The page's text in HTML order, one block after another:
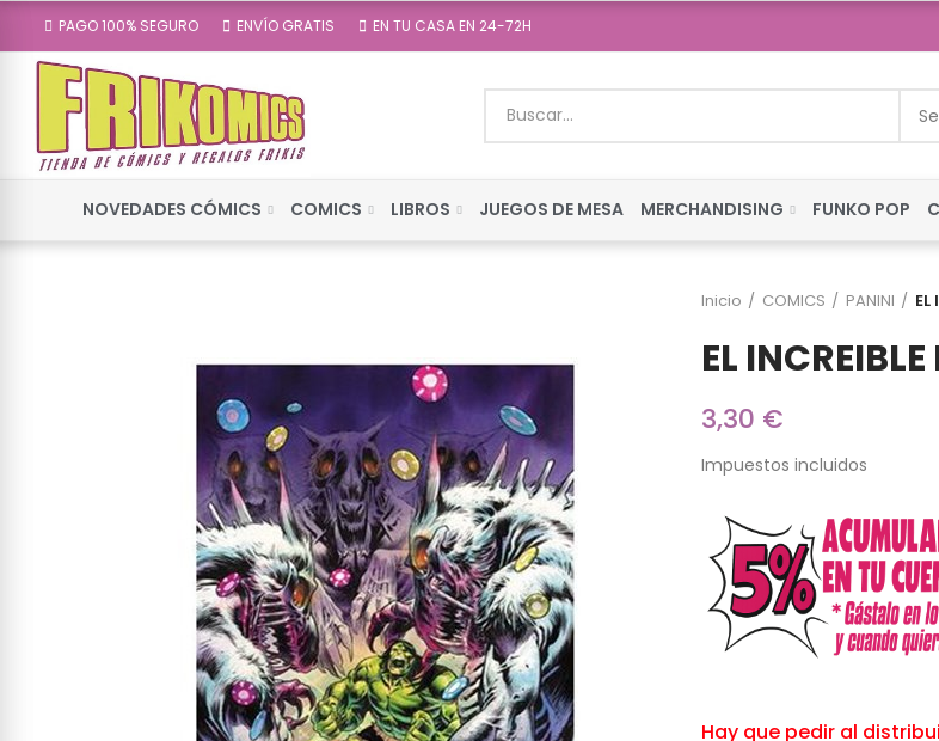
PAGO 100% SEGURO ENVÍO GRATIS EN TU CASA EN 24-72H
NOVEDADES CÓMICS COMICS LIBROS JUEGOS DE MESA MERCHANDISING FUNKO POP
Inicio COMICS PANINI EL
EL
3,30 €
Impuestos incluidos
Hay que pedir al